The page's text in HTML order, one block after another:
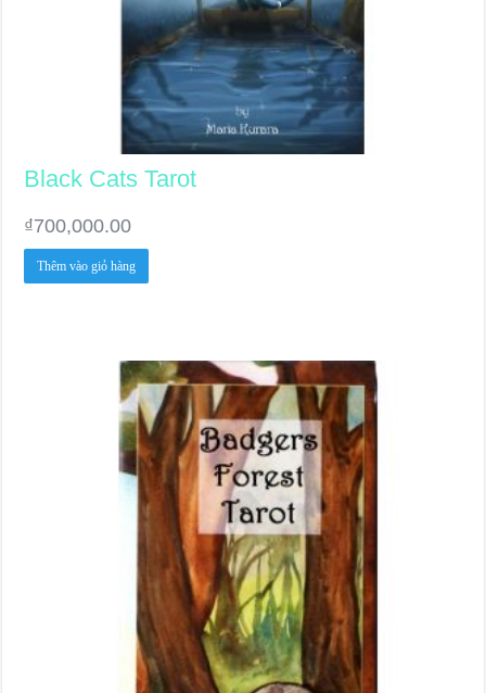
Black Cats Tarot
₫700,000.00
Thêm vào giỏ hàng